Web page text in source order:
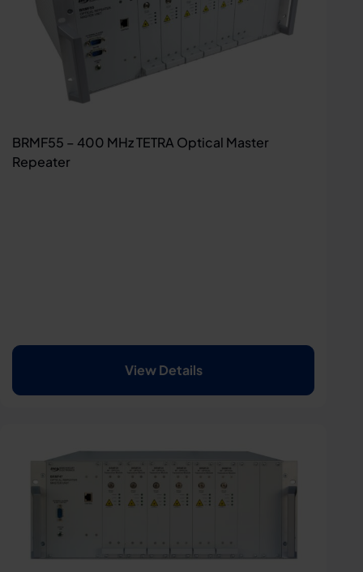
BRMF55 – 400 MHz TETRA Optical Master
Repeater
View Details